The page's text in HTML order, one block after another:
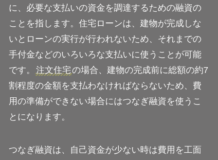
に、必要な支払いの資金を調達するための融資の
ことを指します。住宅ローンは、建物が完成しな
いとローンの実行が行われないため、それまでの
手付金などのいろいろな支払いに使うことが可能
です。
注文住宅の場合、建物の完成前に総額の約7
割程度の金額を支払わなければならないため、費
用の準備ができない場合にはつなぎ融資を使うこ
とになります。
つなぎ融資は、自己資金が少ない時は費用を工面